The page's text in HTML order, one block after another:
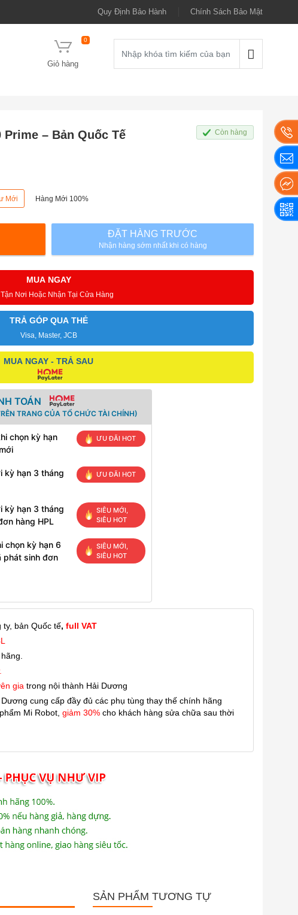
Quy Định Bảo Hành Chính Sách Bảo Mật
Giỏ hàng
0
Prime – Bản Quốc Tế
Mới Hàng Mới 100%
Còn hàng
ĐẶT HÀNG TRƯỚC
Nhận hàng sớm nhất khi có hàng
MUA NGAY
Nơi Hoặc Nhận Tại Cửa Hàng
TRẢ GÓP QUA THẺ
Visa, Master, JCB
MUA NGAY - TRẢ SAU
TOÁN
TRANG CỦA TỔ CHỨC TÀI CHÍNH)
chọn kỳ hạn
ƯU ĐÃI HOT
kỳ hạn 3 tháng
ƯU ĐÃI HOT
kỳ hạn 3 tháng
hàng HPL
SIÊU MỚI,
SIÊU HOT
chọn kỳ hạn 6
phát sinh đơn
SIÊU MỚI,
SIÊU HOT
ty, bản Quốc tế, full VAT
gia trong nội thành Hải Dương
cung cấp đầy đủ các phụ tùng thay thế chính hãng
Mi Robot, giảm 30%cho khách hàng sửa chữa sau thời
SẢN PHẨM TƯƠNG TỰ